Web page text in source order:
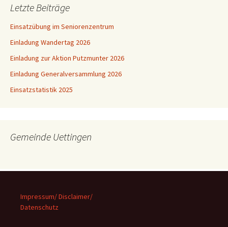
Letzte Beiträge
Einsatzübung im Seniorenzentrum
Einladung Wandertag 2026
Einladung zur Aktion Putzmunter 2026
Einladung Generalversammlung 2026
Einsatzstatistik 2025
Gemeinde Uettingen
Impressum/ Disclaimer/
Datenschutz